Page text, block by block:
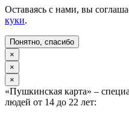
Оставаясь с нами, вы
куки.
Понятно, спасибо
×
×
×
«Пушкинская карта» –
людей от 14 до 22 лет: